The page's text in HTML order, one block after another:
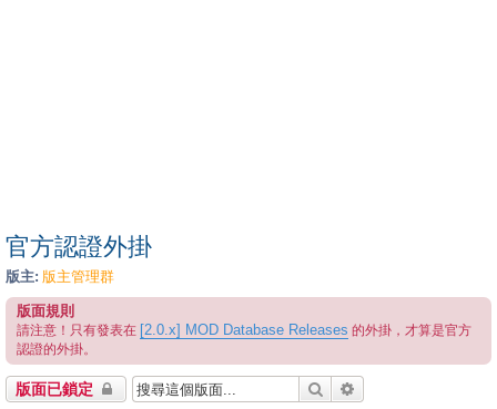
官方認證外掛
版主: 版主管理群
版面規則
請注意！只有發表在 [2.0.x] MOD Database Releases 的外掛，才算是官方
認證的外掛。
版面已鎖定 搜尋